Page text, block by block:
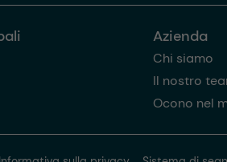
Azienda
Chi siamo
Il nostro
Ocono nel